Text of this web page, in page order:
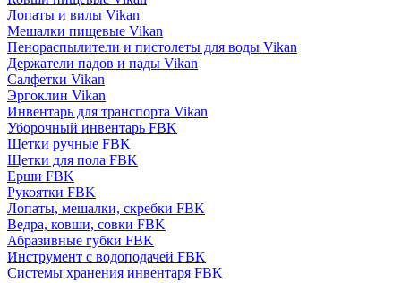
Лопаты и вилы Vikan
Мешалки пищевые Vikan
Пенораспылители и пистолеты для воды Vikan
Держатели падов и пады Vikan
Салфетки Vikan
Эргоклин Vikan
Инвентарь для транспорта Vikan
Уборочный инвентарь FBK
Щетки ручные FBK
Щетки для пола FBK
Ерши FBK
Рукоятки FBK
Лопаты, мешалки, скребки FBK
Ведра, ковши, совки FBK
Абразивные губки FBK
Инструмент с водоподачей FBK
Системы хранения инвентаря FBK